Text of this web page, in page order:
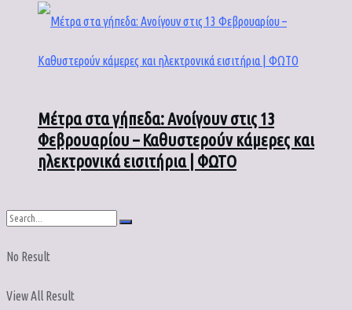
Μέτρα στα γήπεδα: Ανοίγουν στις 13
Φεβρουαρίου – Καθυστερούν κάμερες και
ηλεκτρονικά εισιτήρια | ΦΩΤΟ
No Result
View All Result